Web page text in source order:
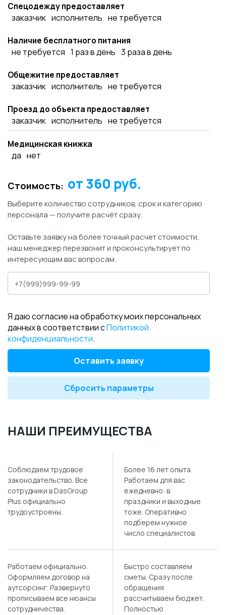
Спецодежду предоставляет
заказчик исполнитель не требуется
Наличие бесплатного питания
не требуется 1 раз в день 3 раза в день
Общежитие предоставляет
заказчик исполнитель не требуется
Проезд до объекта предоставляет
заказчик исполнитель не требуется
Медицинская книжка
да нет
Стоимость: от360 руб.
Выберите количество сотрудников, срок и категорию
персонала — получите расчёт сразу.
Оставьте заявку на более точный расчет стоимости,
наш менеджер перезвонит и проконсультирует по
интересующим вас вопросам.
Я даю согласие на обработку моих персональных
данных в соответствии сПолитикой
конфиденциальности.
Оставить заявку
Сбросить параметры
НАШИ ПРЕИМУЩЕСТВА
Соблюдаем трудовое
законодательство. Все
сотрудники в DasGroup
Plus официально
трудоустроены.
Более 16 лет опыта.
Работаем для вас
ежедневно: в
праздники и выходные
тоже. Оперативно
подберем нужное
число специалистов.
Работаем официально.
Оформляем договор на
аутсорсинг. Развернуто
прописываем все нюансы
сотрудничества.
Быстро составляем
сметы. Сразу после
обращения
рассчитываем бюджет.
Полностью